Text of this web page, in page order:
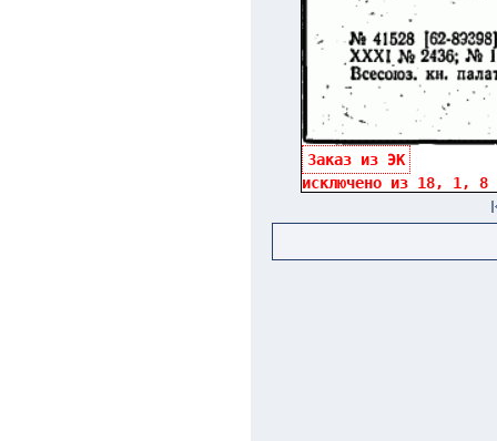
Заказ из ЭК
исключено из 18, 1, 8